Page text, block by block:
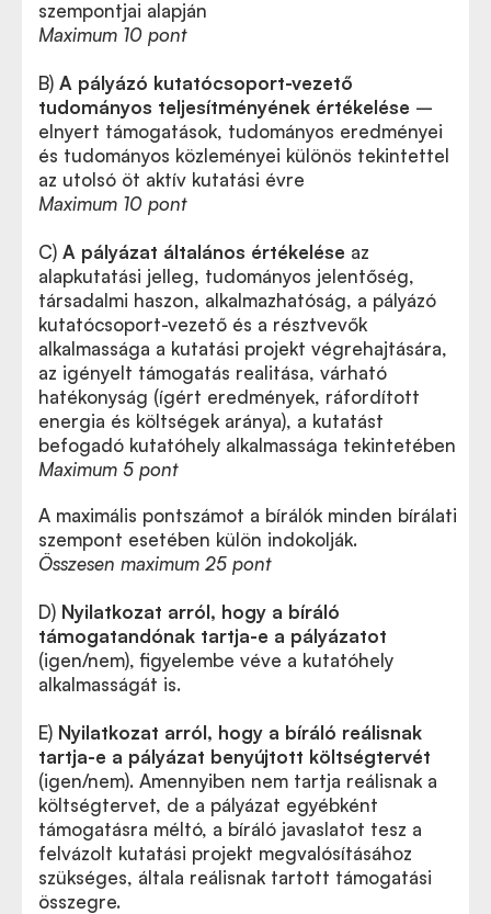
szempontjai alapján
Maximum 10 pont
B) A pályázó kutatócsoport-vezető
tudományos teljesítményének értékelése –
elnyert támogatások, tudományos eredményei
és tudományos közleményei különös tekintettel
az utolsó öt aktív kutatási évre
Maximum 10 pont
C) A pályázat általános értékelése az
alapkutatási jelleg, tudományos jelentőség,
társadalmi haszon, alkalmazhatóság, a pályázó
kutatócsoport-vezető és a résztvevők
alkalmassága a kutatási projekt végrehajtására,
az igényelt támogatás realitása, várható
hatékonyság (ígért eredmények, ráfordított
energia és költségek aránya), a kutatást
befogadó kutatóhely alkalmassága tekintetében
Maximum 5 pont
A maximális pontszámot a bírálók minden bírálati
szempont esetében külön indokolják.
Összesen maximum 25 pont
D) Nyilatkozat arról, hogy a bíráló
támogatandónak tartja-e a pályázatot
(igen/nem), figyelembe véve a kutatóhely
alkalmasságát is.
E) Nyilatkozat arról, hogy a bíráló reálisnak
tartja-e a pályázat benyújtott költségtervét
(igen/nem). Amennyiben nem tartja reálisnak a
költségtervet, de a pályázat egyébként
támogatásra méltó, a bíráló javaslatot tesz a
felvázolt kutatási projekt megvalósításához
szükséges, általa reálisnak tartott támogatási
összegre.